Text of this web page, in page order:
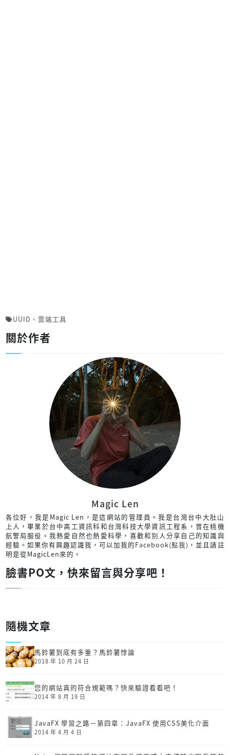
UUID 、 雲端工具
關於作者
Magic Len
各位好，我是Magic Len，是這網站的管理員。我是台灣台中大肚山
上人，畢業於台中高工資訊科和台灣科技大學資訊工程系，曾在桃機
航警局服役。我熱愛自然也熱愛科學，喜歡和別人分享自己的知識與
經驗。如果你有興趣認識我，可以加我的Facebook(點我) ，並且請註
明是從MagicLen來的。
臉書PO文，快來留言與分享吧！
隨機文章
馬鈴薯到底有多重？馬鈴薯悖論
2018 年 10 月 24 日
您的網站真的符合規範嗎？快來驗證看看吧！
2014 年 8 月 19 日
JavaFX 學習之路－第四章：JavaFX 使用CSS美化介面
2014 年 4 月 4 日